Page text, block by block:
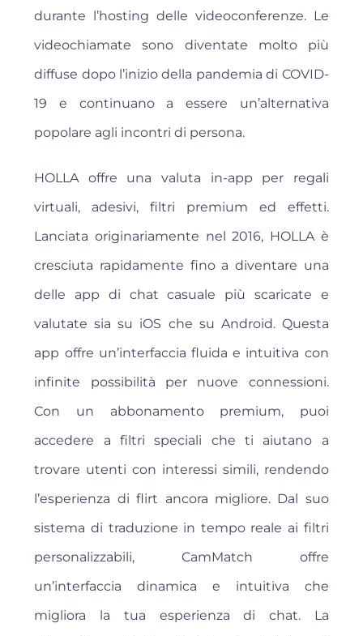
durante l’hosting delle videoconferenze. Le
videochiamate sono diventate molto più
diffuse dopo l’inizio della pandemia di COVID-
19 e continuano a essere un’alternativa
popolare agli incontri di persona.
HOLLA offre una valuta in-app per regali
virtuali, adesivi, filtri premium ed effetti.
Lanciata originariamente nel 2016, HOLLA è
cresciuta rapidamente fino a diventare una
delle app di chat casuale più scaricate e
valutate sia su iOS che su Android. Questa
app offre un’interfaccia fluida e intuitiva con
infinite possibilità per nuove connessioni.
Con un abbonamento premium, puoi
accedere a filtri speciali che ti aiutano a
trovare utenti con interessi simili, rendendo
l’esperienza di flirt ancora migliore. Dal suo
sistema di traduzione in tempo reale ai filtri
personalizzabili, CamMatch offre
un’interfaccia dinamica e intuitiva che
migliora la tua esperienza di chat. La